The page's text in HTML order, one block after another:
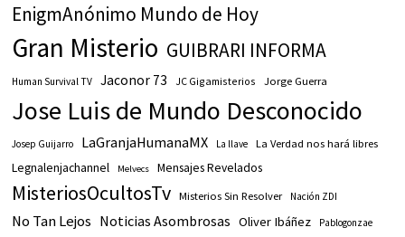
EnigmAnónimo Mundo de Hoy
Gran Misterio GUIBRARI INFORMA
Human Survival TV Jaconor 73 JC Gigamisterios Jorge Guerra
Jose Luis de Mundo Desconocido
Josep Guijarro LaGranjaHumanaMX La llave La Verdad nos hará libres
Legnalenjachannel Melvecs Mensajes Revelados
MisteriosOcultosTv Misterios Sin Resolver Nación ZDI
No Tan Lejos Noticias Asombrosas Oliver Ibáñez Pablogonzae